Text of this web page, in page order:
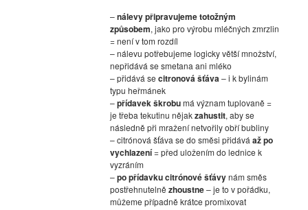
–nálevy připravujeme totožným
způsobem, jako pro výrobu mléčných zmrzlin
= není v tom rozdíl
– nálevu potřebujeme logicky větší množství,
nepřidává se smetana ani mléko
– přidává se citronová šťáva– i k bylinám
typu heřmánek
–přídavek škrobumá význam tuplovaně =
je třeba tekutinu nějakzahustit, aby se
následně při mražení netvořily obří bubliny
– citrónová šťáva se do směsi přidává až po
vychlazení= před uložením do lednice k
vyzráním
–po přídavku citrónové šťávynám směs
postřehnutelně zhoustne– je to v pořádku,
můžeme případně krátce promixovat